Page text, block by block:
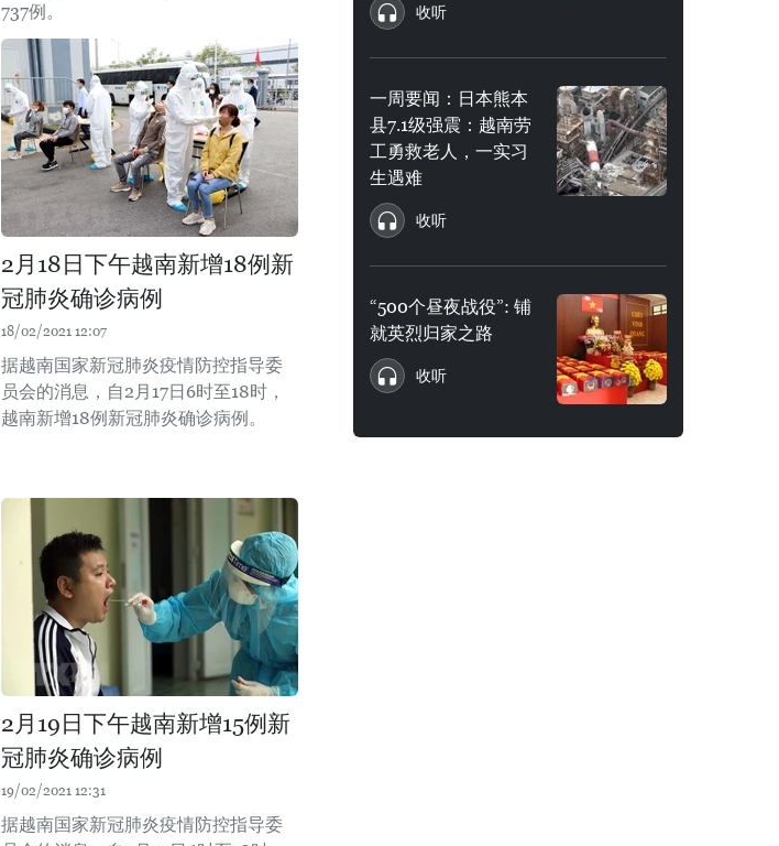
737例。
2月18日下午越南新增18例新
冠肺炎确诊病例
18/02/2021 12:07
据越南国家新冠肺炎疫情防控指导委
员会的消息，自2月17日6时至18时，
越南新增18例新冠肺炎确诊病例。
2月19日下午越南新增15例新
冠肺炎确诊病例
19/02/2021 12:31
据越南国家新冠肺炎疫情防控指导委
收听
一周要闻：日本熊本
县7.1级强震：越南劳
工勇救老人，一实习
生遇难
收听
“500个昼夜战役”: 铺
就英烈归家之路
收听